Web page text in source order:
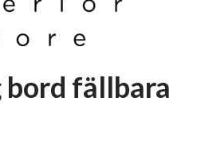
bord fällbara